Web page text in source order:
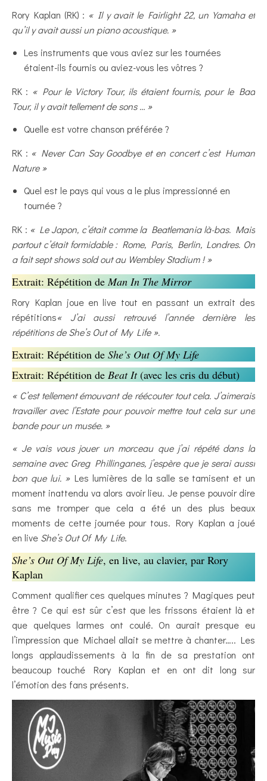
Rory Kaplan (RK) : « Il y avait le Fairlight 22, un Yamaha et
qu’il y avait aussi un piano acoustique. »
Les instruments que vous aviez sur les tournées
étaient-ils fournis ou aviez-vous les vôtres ?
RK : « Pour le Victory Tour, ils étaient fournis, pour le Bad
Tour, il y avait tellement de sons … »
Quelle est votre chanson préférée ?
RK : « Never Can Say Goodbye et en concert c’est Human
Nature »
Quel est le pays qui vous a le plus impressionné en
tournée ?
RK : « Le Japon, c’était comme la Beatlemania là-bas. Mais
partout c’était formidable : Rome, Paris, Berlin, Londres. On
a fait sept shows sold out au Wembley Stadium ! »
Extrait: Répétition deMan In The Mirror
Rory Kaplan joue en live tout en passant un extrait des
répétitions« J’ai aussi retrouvé l’année dernière les
répétitions de She’s Out of My Life ».
Extrait: Répétition de She’s Out Of My Life
Extrait: Répétition de Beat It(avec les cris du début)
« C’est tellement émouvant de réécouter tout cela. J’aimerais
travailler avec l’Estate pour pouvoir mettre tout cela sur une
bande pour un musée. »
« Je vais vous jouer un morceau que j’ai répété dans la
semaine avec Greg Phillinganes, j’espère que je serai aussi
bon que lui. »Les lumières de la salle se tamisent et un
moment inattendu va alors avoir lieu. Je pense pouvoir dire
sans me tromper que cela a été un des plus beaux
moments de cette journée pour tous. Rory Kaplan a joué
en live She’s Out Of My Life.
She’s Out Of My Life, en live, au clavier, par Rory
Kaplan
Comment qualifier ces quelques minutes ? Magiques peut
être ? Ce qui est sûr c’est que les frissons étaient là et
que quelques larmes ont coulé. On aurait presque eu
l’impression que Michael allait se mettre à chanter….. Les
longs applaudissements à la fin de sa prestation ont
beaucoup touché Rory Kaplan et en ont dit long sur
l’émotion des fans présents.